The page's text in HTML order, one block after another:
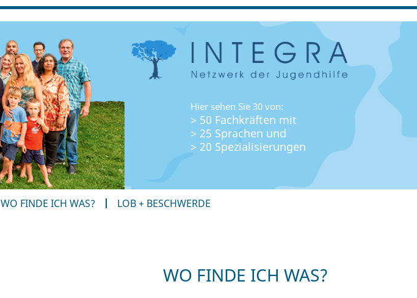
Hier sehen Sie 30 von:
> 50 Fachkräften mit
> 25 Sprachen und
> 20 Spezialisierungen
WO FINDE ICH WAS? LOB + BESCHWERDE
WO FINDE ICH WAS?